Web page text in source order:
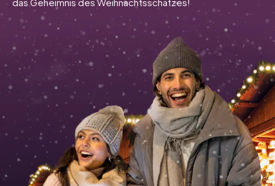
Teamevent
Tickets
INT CH
ES
UK
IT
Tickets buchen